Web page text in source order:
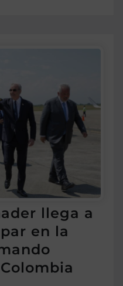
llega a
en la